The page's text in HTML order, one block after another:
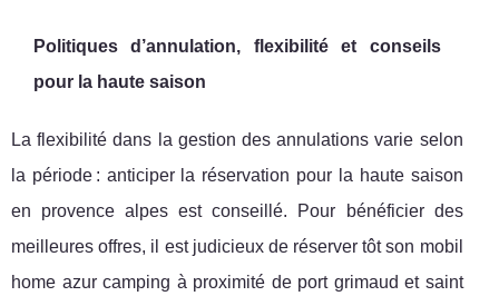
Politiques d’annulation, flexibilité et conseils
pour la haute saison
La flexibilité dans la gestion des annulations varie selon
la période : anticiper la réservation pour la haute saison
en provence alpes est conseillé. Pour bénéficier des
meilleures offres, il est judicieux de réserver tôt son mobil
home azur camping à proximité de port grimaud et saint